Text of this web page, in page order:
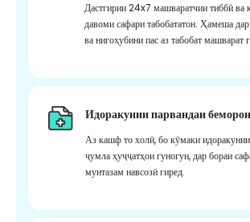
Дастгирии 24x7 машваратчии тиббӣ ва
давоми сафари табобататон. Ҳамеша
ва нигоҳубини пас аз табобат машварат
Идоракунии парвандаи беморон
Аз кашф то холӣ, бо кӯмаки идоракунии
ҷумла ҳуҷҷатҳои гуногун, дар бораи
мунтазам навсозӣ гиред.